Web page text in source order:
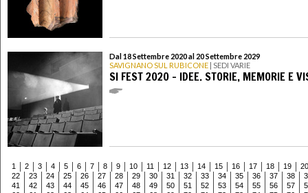
Dal 18 Settembre 2020 al 20 Settembre 2029
SAVIGNANO SUL RUBICONE | SEDI VARIE
SI FEST 2020 - IDEE. STORIE, MEMORIE E
1 2 3 4 5 6 7 8 9 10 11 12 13 14 15 16 17 18 19
20
22
23 24 25 26 27 28 29 30 31 32 33 34 35 36 37 38
41
42 43 44 45 46 47 48 49 50 51 52 53 54 55 56 57